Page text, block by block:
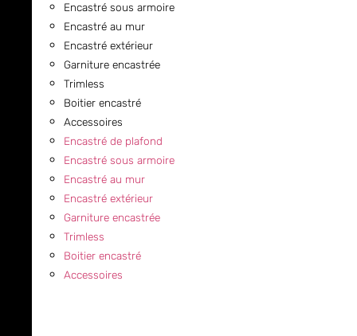
Encastré sous armoire
Encastré au mur
Encastré extérieur
Garniture encastrée
Trimless
Boitier encastré
Accessoires
Encastré de plafond
Encastré sous armoire
Encastré au mur
Encastré extérieur
Garniture encastrée
Trimless
Boitier encastré
Accessoires